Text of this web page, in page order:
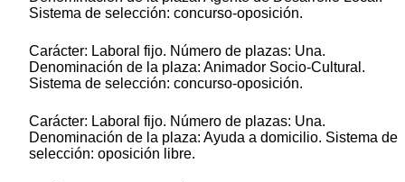
Sistema de selección: concurso-oposición.
Carácter: Laboral fijo. Número de plazas: Una.
Denominación de la plaza: Animador Socio-Cultural.
Sistema de selección: concurso-oposición.
Carácter: Laboral fijo. Número de plazas: Una.
Denominación de la plaza: Ayuda a domicilio. Sistema de
selección: oposición libre.